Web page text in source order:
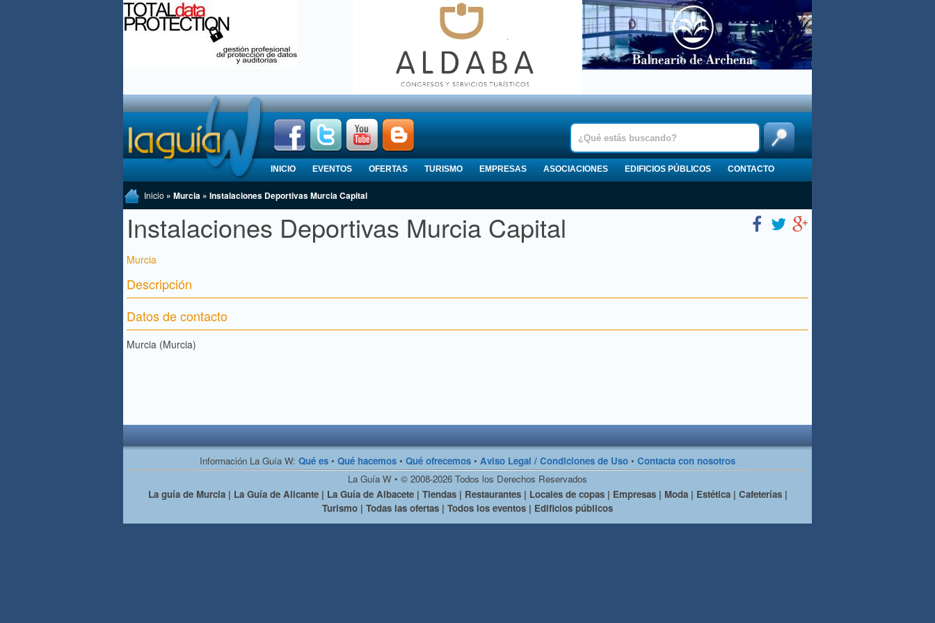
INICIO EVENTOS OFERTAS TURISMO EMPRESAS ASOCIACIONES EDIFICIOS PÚBLICOS CONTACTO
Inicio » Murcia » Instalaciones Deportivas Murcia Capital
Instalaciones Deportivas Murcia Capital
Murcia
Descripción
Datos de contacto
Murcia (Murcia)
Información La Guía W: Qué es • Qué hacemos • Qué ofrecemos • Aviso Legal / Condiciones de Uso • Contacta con nosotros
La Guía W • © 2008-2026 Todos los Derechos Reservados
La guía de Murcia | La Guía de Alicante | La Guía de Albacete | Tiendas | Restaurantes | Locales de copas | Empresas | Moda | Estética | Cafeterías |
Turismo | Todas las ofertas | Todos los eventos | Edificios públicos